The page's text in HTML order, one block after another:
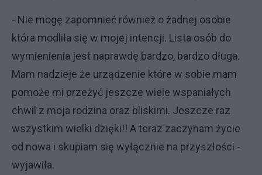
- Nie mogę zapomnieć również o żadnej osobie
która modliła się w mojej intencji. Lista osób do
wymienienia jest naprawdę bardzo, bardzo długa.
Mam nadzieje że urządzenie które w sobie mam
pomoże mi przeżyć jeszcze wiele wspaniałych
chwil z moja rodzina oraz bliskimi. Jeszcze raz
wszystkim wielki dzięki!! A teraz zaczynam życie
od nowa i skupiam się wyłącznie na przyszłości -
wyjawiła.